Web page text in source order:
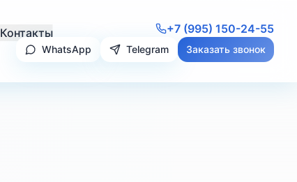
Контакты +7 (995) 150-24-55
WhatsApp Telegram Заказать звонок